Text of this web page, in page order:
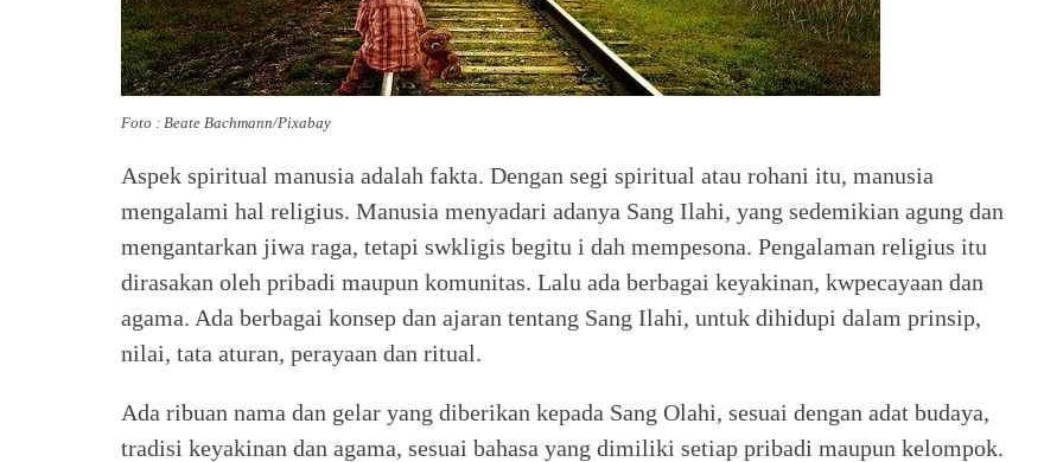
Foto : Beate Bachmann/Pixabay
Aspek spiritual manusia adalah fakta. Dengan segi spiritual atau rohani itu, manusia
mengalami hal religius. Manusia menyadari adanya Sang Ilahi, yang sedemikian agung dan
mengantarkan jiwa raga, tetapi swkligis begitu i dah mempesona. Pengalaman religius itu
dirasakan oleh pribadi maupun komunitas. Lalu ada berbagai keyakinan, kwpecayaan dan
agama. Ada berbagai konsep dan ajaran tentang Sang Ilahi, untuk dihidupi dalam prinsip,
nilai, tata aturan, perayaan dan ritual.
Ada ribuan nama dan gelar yang diberikan kepada Sang Olahi, sesuai dengan adat budaya,
tradisi keyakinan dan agama, sesuai bahasa yang dimiliki setiap pribadi maupun kelompok.